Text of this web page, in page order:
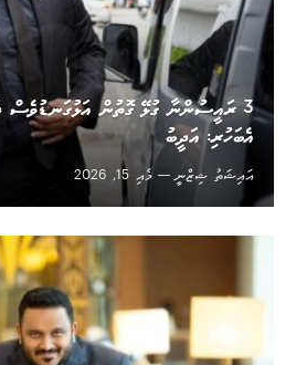
3 ރައީސުންނާ ގުޅޭ ގޮތުން އަޅުގަނޑުވެސް
އެބަހުރި: އަދީބު
އައިޝަތު ޝިޒްނީ
މެއި 15, 2026